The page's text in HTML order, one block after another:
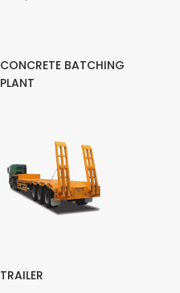
CONCRETE BATCHING
PLANT
TRAILER